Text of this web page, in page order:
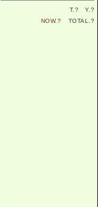
T. ? Y. ?
NOW.? TOTAL. ?